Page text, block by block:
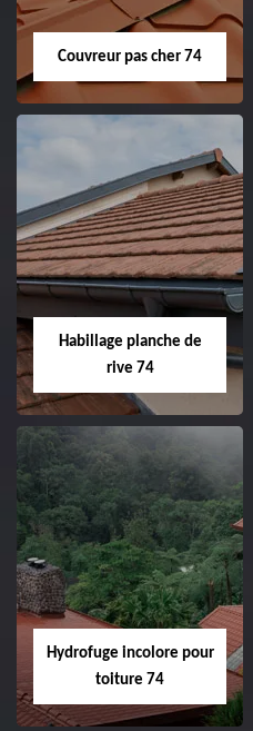
Couvreur pas cher 74
Habillage planche de
rive 74
Hydrofuge incolore pour
toiture 74